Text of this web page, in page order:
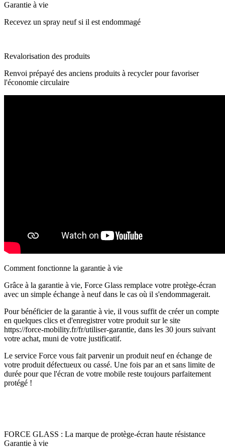
Garantie à vie
Recevez un spray neuf si il est endommagé
Revalorisation des produits
Renvoi prépayé des anciens produits à recycler pour favoriser
l'économie circulaire
Comment fonctionne la garantie à vie
Grâce à la garantie à vie, Force Glass remplace votre protège-écran
avec un simple échange à neuf dans le cas où il s'endommagerait.
Pour bénéficier de la garantie à vie, il vous suffit de créer un compte
en quelques clics et d'enregistrer votre produit sur le site
https://force-mobility.fr/fr/utiliser-garantie, dans les 30 jours suivant
votre achat, muni de votre justificatif.
Le service Force vous fait parvenir un produit neuf en échange de
votre produit défectueux ou cassé. Une fois par an et sans limite de
durée pour que l'écran de votre mobile reste toujours parfaitement
protégé !
FORCE GLASS : La marque de protège-écran haute résistance
Garantie à vie